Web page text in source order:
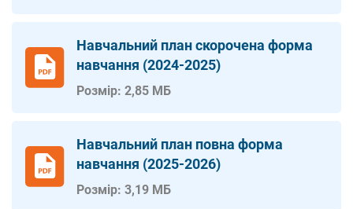
Навчальний план скорочена форма
навчання (2024-2025)
Розмір: 2,85 МБ
Навчальний план повна форма
навчання (2025-2026)
Розмір: 3,19 МБ